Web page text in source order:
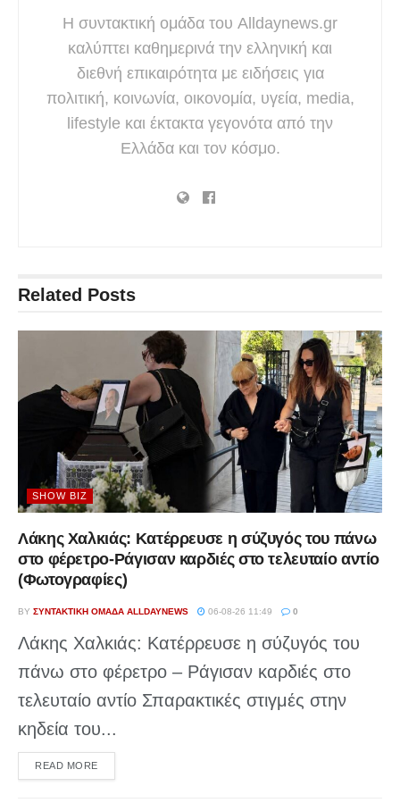
Η συντακτική ομάδα του Alldaynews.gr
καλύπτει καθημερινά την ελληνική και
διεθνή επικαιρότητα με ειδήσεις για
πολιτική, κοινωνία, οικονομία, υγεία, media,
lifestyle και έκτακτα γεγονότα από την
Ελλάδα και τον κόσμο.
Related Posts
SHOW BIZ
Λάκης Χαλκιάς: Κατέρρευσε η σύζυγός του πάνω
στο φέρετρο-Ράγισαν καρδιές στο τελευταίο αντίο
(Φωτογραφίες)
BY ΣΥΝΤΑΚΤΙΚΉ ΟΜΆΔΑ ALLDAYNEWS 06-08-26 11:49 0
Λάκης Χαλκιάς: Κατέρρευσε η σύζυγός του
πάνω στο φέρετρο – Ράγισαν καρδιές στο
τελευταίο αντίο Σπαρακτικές στιγμές στην
κηδεία του...
READ MOREDETAILS